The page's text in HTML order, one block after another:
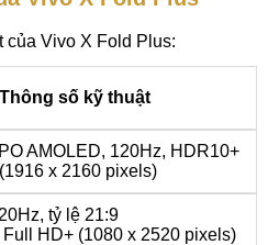
của Vivo X Fold Plus:
Thông số kỹ thuật
AMOLED, 120Hz, HDR10+
x 2160 pixels)
tỷ lệ 21:9
HD+ (1080 x 2520 pixels)